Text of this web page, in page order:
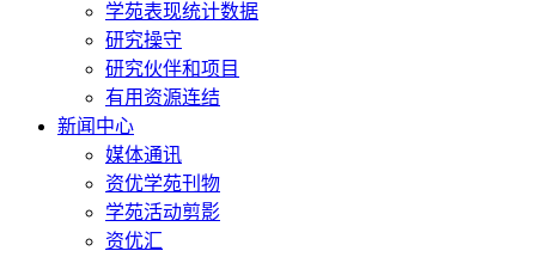
学苑表现统计数据
研究操守
研究伙伴和项目
有用资源连结
新闻中心
媒体通讯
资优学苑刊物
学苑活动剪影
资优汇